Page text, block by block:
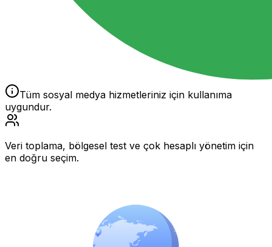
Tüm sosyal medya hizmetleriniz için kullanıma
uygundur.
Veri toplama, bölgesel test ve çok hesaplı yönetim için
en doğru seçim.